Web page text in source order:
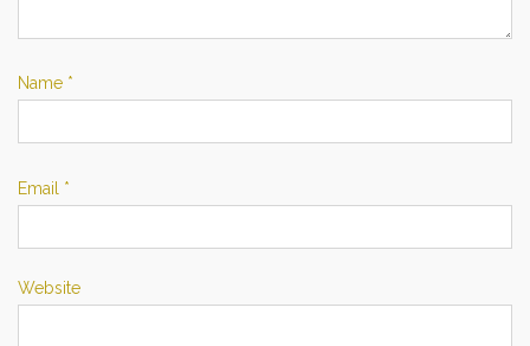
Name *
Email *
Website